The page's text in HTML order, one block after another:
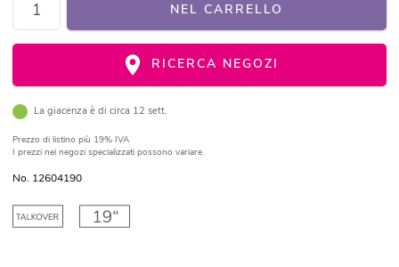
NEL CARRELLO
RICERCA NEGOZI
La giacenza è di circa 12 sett.
Prezzo di listino più 19% IVA
I prezzi nei negozi specializzati possono variare.
No. 12604190